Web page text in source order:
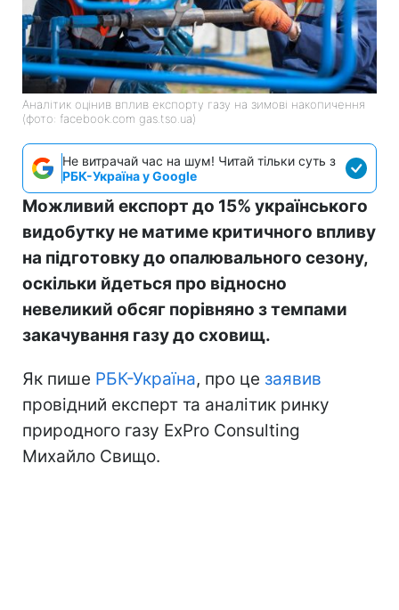
Аналітик оцінив вплив експорту газу на зимові накопичення
(фото: facebook.com gas.tso.ua)
Не витрачай час на шум! Читай тільки суть з
РБК-Україна у Google
Можливий експорт до 15% українського
видобутку не матиме критичного впливу
на підготовку до опалювального сезону,
оскільки йдеться про відносно
невеликий обсяг порівняно з темпами
закачування газу до сховищ.
Як пише РБК-Україна, про це заявив
провідний експерт та аналітик ринку
природного газу ExPro Consulting
Михайло Свищо.